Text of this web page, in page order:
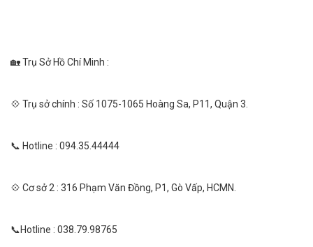
🏡 Trụ Sở Hồ Chí Minh :
💠 Trụ sở chính : Số 1075-1065 Hoàng Sa, P11, Quận 3.
📞 Hotline : 094.35.44444
💠 Cơ sở 2 : 316 Phạm Văn Đồng, P1, Gò Vấp, HCMN.
📞Hotline : 038.79.98765